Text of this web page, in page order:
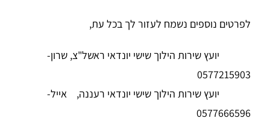
לפרטים נוספים נשמח לעזור לך בכל עת,
יועץ שירות הילוך שישי יונדאי ראשל"צ, שרון-
0577215903
יועץ שירות הילוך שישי יונדאי רעננה, אייל-
0577666596